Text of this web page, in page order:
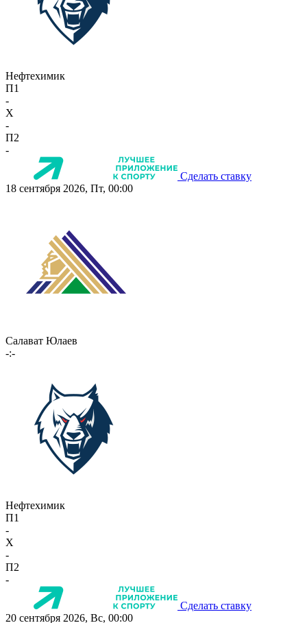
Нефтехимик
П1
-
X
-
П2
-
Сделать ставку
18 сентября 2026, Пт, 00:00
Салават Юлаев
-:-
Нефтехимик
П1
-
X
-
П2
-
Сделать ставку
20 сентября 2026, Вс, 00:00